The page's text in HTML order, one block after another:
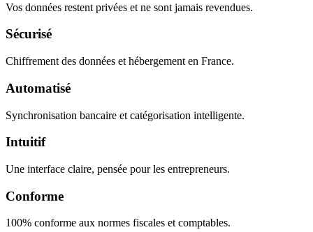
Vos données restent privées et ne sont jamais revendues.
Sécurisé
Chiffrement des données et hébergement en France.
Automatisé
Synchronisation bancaire et catégorisation intelligente.
Intuitif
Une interface claire, pensée pour les entrepreneurs.
Conforme
100% conforme aux normes fiscales et comptables.